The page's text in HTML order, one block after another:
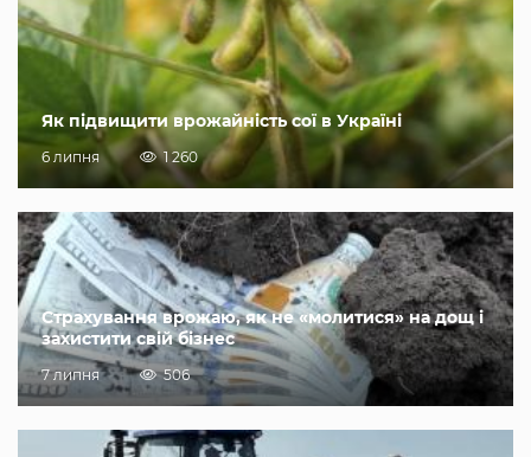
Як підвищити врожайність сої в Україні
6 липня 1 260
Страхування врожаю, як не «молитися» на дощ і
захистити свій бізнес
7 липня 506